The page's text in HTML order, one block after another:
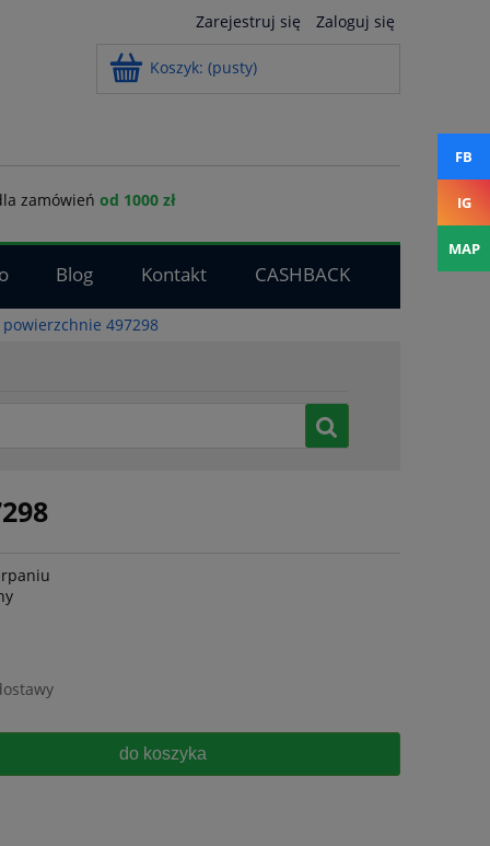
Zarejestruj się Zaloguj się
Koszyk: (pusty)
zamówień od 1000 zł
Blog Kontakt
CASHBACK
powierzchnie 497298
do koszyka
FB
IG
MAP